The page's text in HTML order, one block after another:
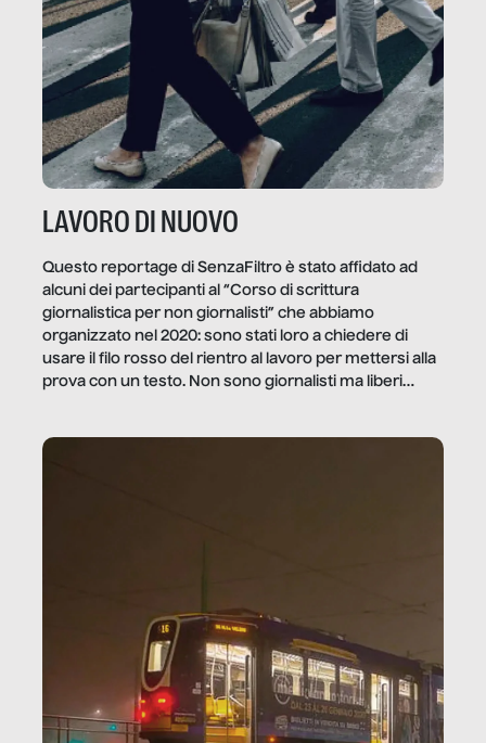
LAVORO DI NUOVO
Questo reportage di SenzaFiltro è stato affidato ad
alcuni dei partecipanti al “Corso di scrittura
giornalistica per non giornalisti” che abbiamo
organizzato nel 2020: sono stati loro a chiedere di
usare il filo rosso del rientro al lavoro per mettersi alla
prova con un testo. Non sono giornalisti ma liberi